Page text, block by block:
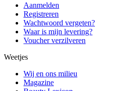
Aanmelden
Registreren
Wachtwoord vergeten?
Waar is mijn levering?
Voucher verzilveren
Weetjes
Wij en ons milieu
Magazine